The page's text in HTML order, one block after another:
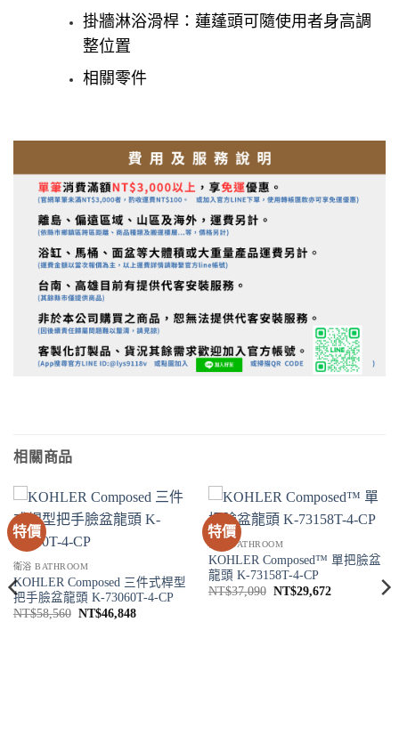
掛牆淋浴滑桿：蓮蓬頭可隨使用者身高調
整位置
相關零件
相關商品
特價
衛浴 BATHROOM
KOHLER Composed 三件式桿型
把手臉盆龍頭 K-73060T-4-CP
NT$58,560 原
NT$46,848目
特價
衛浴 BATHROOM
KOHLER Composed™ 單把臉盆
龍頭 K-73158T-4-CP
NT$37,090 原
NT$29,672目